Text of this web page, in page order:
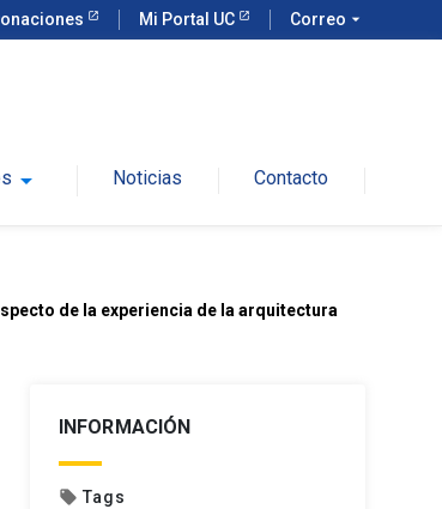
Mi Portal UC Correo arrow_drop_down
arrow_drop_down Noticias Contacto
de la experiencia de la arquitectura
INFORMACIÓN
local_offer Tags